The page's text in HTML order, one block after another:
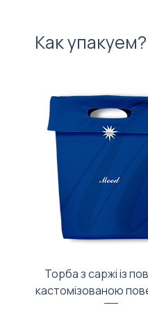
Как упакуем?
Торба з саржі із
кастомізованою